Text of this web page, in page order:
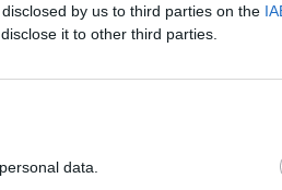
by us to third parties on the
it to other third parties.
data.
0 reacties